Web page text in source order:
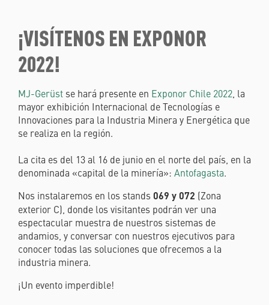
¡VISÍTENOS EN EXPONOR
2022!
MJ-Gerüst se hará presente en Exponor Chile 2022 , la
mayor exhibición Internacional de Tecnologías e
Innovaciones para la Industria Minera y Energética que
se realiza en la región.
La cita es del 13 al 16 de junio en el norte del país, en la
denominada «capital de la minería»: Antofagasta.
Nos instalaremos en los stands 069 y 072 (Zona
exterior C), donde los visitantes podrán ver una
espectacular muestra de nuestros sistemas de
andamios, y conversar con nuestros ejecutivos para
conocer todas las soluciones que ofrecemos a la
industria minera.
¡Un evento imperdible!